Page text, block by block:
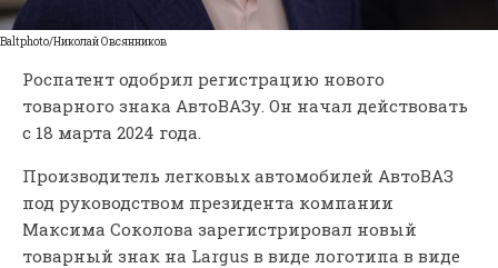
Baltphoto/Николай Овсянников
Роспатент одобрил регистрацию нового
товарного знака АвтоВАЗу. Он начал действовать
с 18 марта 2024 года.
Производитель легковых автомобилей АвтоВАЗ
под руководством президента компании
Максима Соколова зарегистрировал новый
товарный знак на Largus в виде логотипа в виде